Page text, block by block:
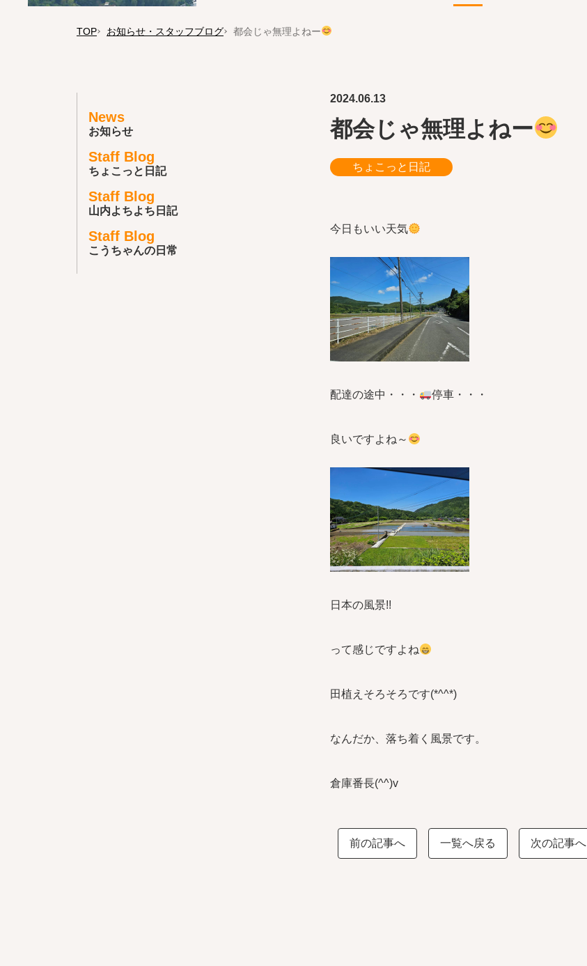
TOP お知らせ・スタッフブログ 都会じゃ無理よねー
News
お知らせ
Staff Blog
ちょこっと日記
Staff Blog
山内よちよち日記
Staff Blog
こうちゃんの日常
2024.06.13
都会じゃ無理よねー
ちょこっと日記
今日もいい天気
配達の途中・・・ 停車・・・
良いですよね～
日本の風景!!
って感じですよね
田植えそろそろです(*^^*)
なんだか、落ち着く風景です。
倉庫番長(^^)v
前の記事へ 一覧へ戻る 次の記事へ